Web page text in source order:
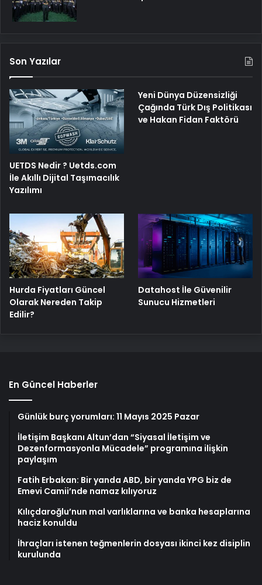
Son Yazılar
UETDS Nedir ? Uetds.com
İle Akıllı Dijital Taşımacılık
Yazılımı
Yeni Dünya Düzensizliği
Çağında Türk Dış Politikası
ve Hakan Fidan Faktörü
Hurda Fiyatları Güncel
Olarak Nereden Takip
Edilir?
Datahost İle Güvenilir
Sunucu Hizmetleri
En Güncel Haberler
Günlük burç yorumları: 11 Mayıs 2025 Pazar
İletişim Başkanı Altun’dan “Siyasal İletişim ve
Dezenformasyonla Mücadele” programına ilişkin
paylaşım
Fatih Erbakan: Bir yanda ABD, bir yanda YPG biz de
Emevi Camii’nde namaz kılıyoruz
Kılıçdaroğlu’nun mal varlıklarına ve banka hesaplarına
haciz konuldu
İhraçları istenen teğmenlerin dosyası ikinci kez disiplin
kurulunda